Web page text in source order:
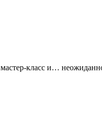
класс и…